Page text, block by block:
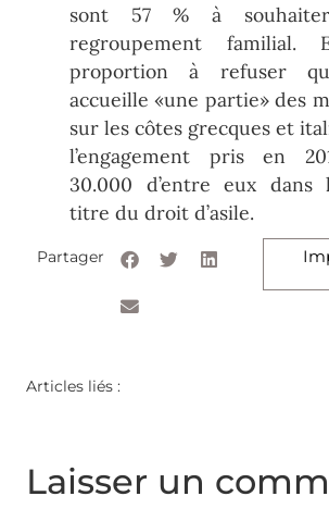
sont 57 % à
regroupement
proportion à refuser
accueille «une partie» des
sur les côtes grecques et
l’engagement pris en
30.000 d’entre eux dans
titre du droit d’asile.
Partager
Articles liés :
Laisser un